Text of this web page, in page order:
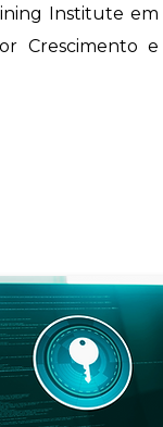
Institute em
Crescimento e